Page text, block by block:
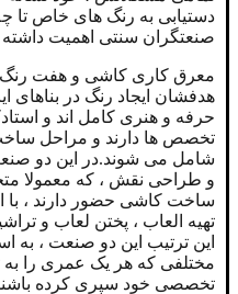
دستیابی به رنگ های خاص تا
صنعتگران سنتی اهمیت
معرق کاری کاشی و هفت رنگ
هدفشان ایجاد رنگ در بناهای
حرفه و هنری کامل اند و
تخصص ها دارند و مراحل ساخت
شامل می شوند.در این دو
و طراحی نقش ، که معمولا
ساخت کاشی حضور دارند ، با
تهیه العاب ، پختن لعاب و
این ترتیب این دو صنعت ، به
مختلفی که هر یک عمری را به
تخصصی خود سپری کرده باشند